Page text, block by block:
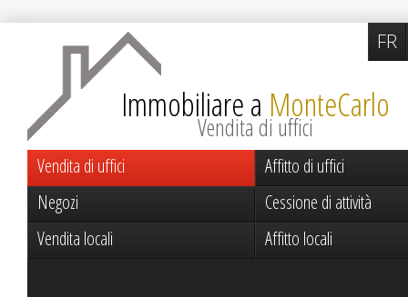
Immobiliare a MonteCarlo
Vendita di uffici
FR
Vendita di uffici
Affitto di uffici
Negozi
Cessione di attività
Vendita locali
Affitto locali